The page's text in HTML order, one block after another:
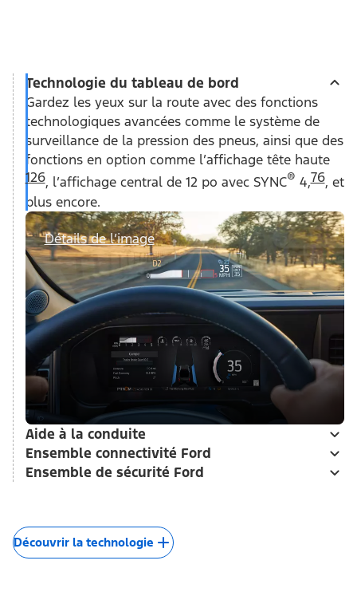
Technologie du tableau de bord
Gardez les yeux sur la route avec des fonctions
technologiques avancées comme le système de
surveillance de la pression des pneus, ainsi que des
fonctions en option comme l’affichage tête haute
126, l’affichage central de 12 po avec SYNC® 4,76, et
plus encore.
Détails de l’image
Aide à la conduite
Ensemble connectivité Ford
Ensemble de sécurité Ford
Découvrir la technologie